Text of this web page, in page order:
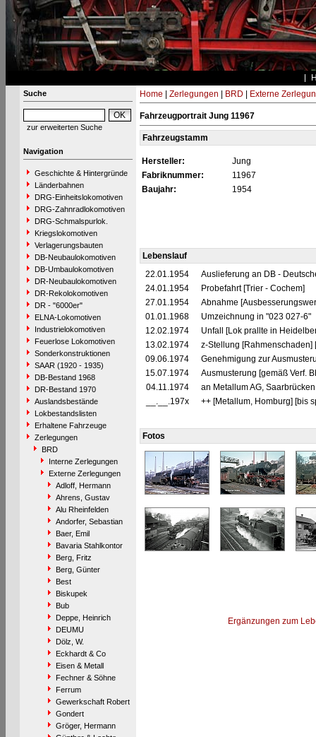
Suche
zur erweiterten Suche
Navigation
Geschichte & Hintergründe
Länderbahnen
DRG-Einheitslokomotiven
DRG-Zahnradlokomotiven
DRG-Schmalspurlok.
Kriegslokomotiven
Verlagerungsbauten
DB-Neubaulokomotiven
DB-Umbaulokomotiven
DR-Neubaulokomotiven
DR-Rekolokomotiven
DR - "6000er"
ELNA-Lokomotiven
Industrielokomotiven
Feuerlose Lokomotiven
Sonderkonstruktionen
SAAR (1920 - 1935)
DB-Bestand 1968
DR-Bestand 1970
Auslandsbestände
Lokbestandslisten
Erhaltene Fahrzeuge
Zerlegungen
BRD
Interne Zerlegungen
Externe Zerlegungen
Adloff, Hermann
Ahrens, Gustav
Alu Rheinfelden
Andorfer, Sebastian
Baer, Emil
Bavaria Stahlkontor
Berg, Fritz
Berg, Günter
Best
Biskupek
Bub
Deppe, Heinrich
DEUMU
Dölz, W.
Eckhardt & Co
Eisen & Metall
Fechner & Söhne
Ferrum
Gewerkschaft Robert
Gondert
Gröger, Hermann
Home Zerlegungen BRD Externe
Fahrzeugportrait Jung 11967
Fahrzeugstamm
Hersteller:
Jung
Fabriknummer:
11967
Baujahr:
1954
Lebenslauf
22.01.1954
Auslieferung an DB -
24.01.1954
Probefahrt [Trier - Cochem]
27.01.1954
Abnahme
01.01.1968
Umzeichnung in "023 027-6"
12.02.1974
Unfall [Lok prallte in
13.02.1974
z-Stellung [Rahmenschaden]
09.06.1974
Genehmigung zur
15.07.1974
Ausmusterung [gemäß Verf.
04.11.1974
an Metallum AG,
__.__.197x
++ [Metallum, Homburg] [bis
Fotos
Ergänzungen zum